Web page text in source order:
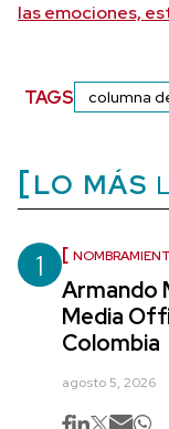
las emociones,
TAGS columna
LO MÁS
1
Armando
Media
Colombia
agosto 5, 2026